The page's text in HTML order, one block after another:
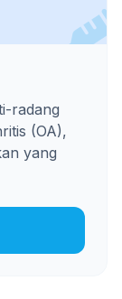
radang
(OA),
yang